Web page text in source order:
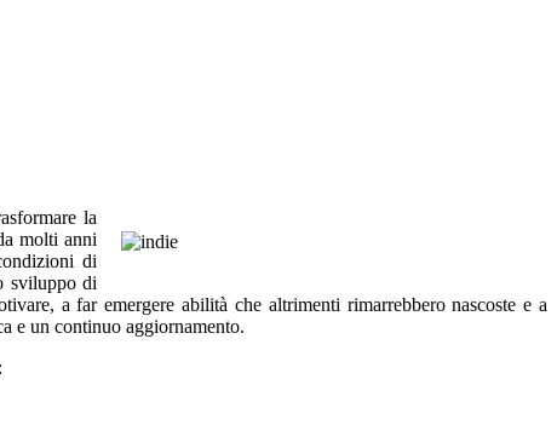
la
molti anni
di
sviluppo di
a far emergere abilità che altrimenti rimarrebbero nascoste e a
e un continuo aggiornamento.